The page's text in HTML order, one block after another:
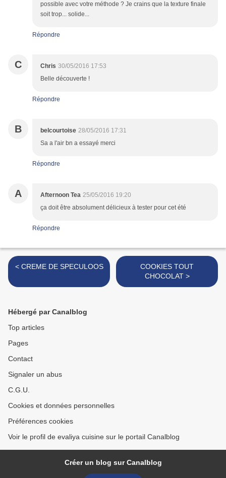
possible avec votre méthode ? Je crains que la texture finale
soit trop... solide...
Répondre
C Chris 30/05/2016 17:53
Belle découverte !
Répondre
B belcourtoise 28/05/2016 17:31
Sa a l'air bn a essayé merci
Répondre
A Afternoon Tea 25/05/2016 19:20
ça doit être absolument délicieux à tester pour cet été
Répondre
< CREME DE SPECULOOS
COOKIES TOUT
CHOCOLAT >
Hébergé par Canalblog
Top articles
Pages
Contact
Signaler un abus
C.G.U.
Cookies et données personnelles
Préférences cookies
Voir le profil de evaliya cuisine sur le portail Canalblog
Créer un blog sur Canalblog